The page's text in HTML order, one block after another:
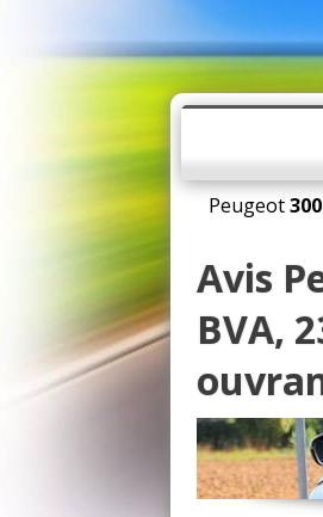
Peugeot
Avis
BVA,